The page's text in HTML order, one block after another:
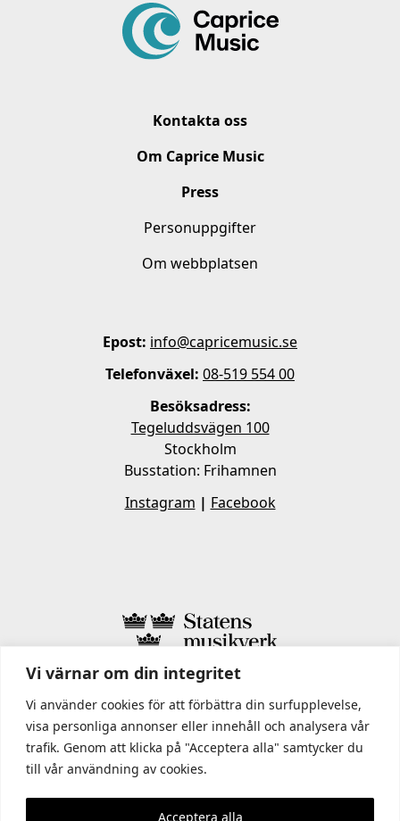
Vi värnar om din integritet
Vi använder cookies för att förbättra din surfupplevelse,
visa personliga annonser eller innehåll och analysera vår
trafik. Genom att klicka på "Acceptera alla" samtycker du
till vår användning av cookies.
Acceptera alla
Kontakta oss
Om Caprice Music
Press
Personuppgifter
Om webbplatsen
Epost: info@capricemusic.se
Telefonväxel: 08-519 554 00
Besöksadress:
Tegeluddsvägen 100
Stockholm
Busstation: Frihamnen
Instagram | Facebook
I STATENS MUSIKVERK INGÅR